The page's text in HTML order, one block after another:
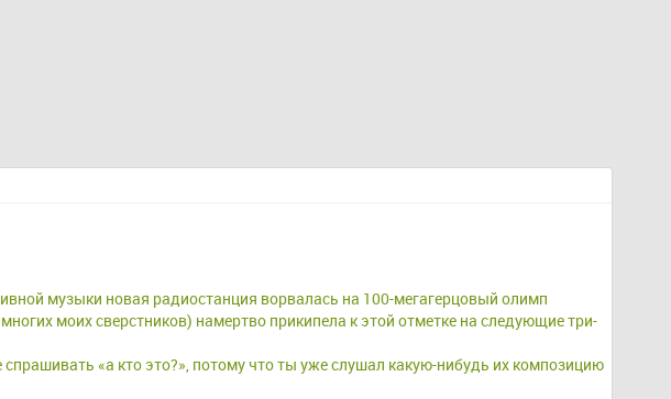
музыки новая радиостанция ворвалась на 100-мегагерцовый олимп
моих сверстников) намертво прикипела к этой отметке на следующие три-
«а кто это?», потому что ты уже слушал какую-нибудь их композицию